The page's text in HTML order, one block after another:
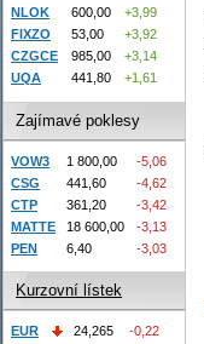
NLOK
600,00
+3,99
FIXZO
53,00
+3,92
CZGCE
985,00
+3,14
UQA
441,80 +1,61
Zajímavé poklesy
VOW3 1 800,00
-5,06
CSG
441,60
-4,62
CTP
361,20
-3,42
MATTE
18 600,00
-3,13
PEN
6,40 -3,03
Kurzovní lístek
EUR 24,265
-0,22